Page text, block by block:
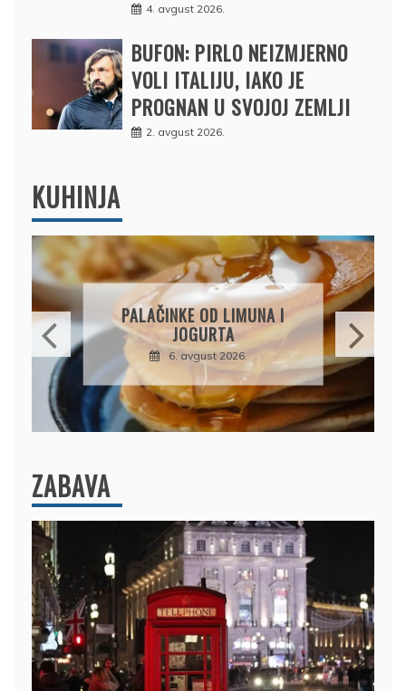
4. avgust 2026.
BUFON: PIRLO NEIZMJERNO
VOLI ITALIJU, IAKO JE
PROGNAN U SVOJOJ ZEMLJI
2. avgust 2026.
KUHINJA
BRZI KOLAČ BEZ PEČENJA:
PIŠKOTE, MALINE I
ČOKOLADA U SAVRŠENOJ
KOMBINACIJI
6. avgust 2026.
ZABAVA